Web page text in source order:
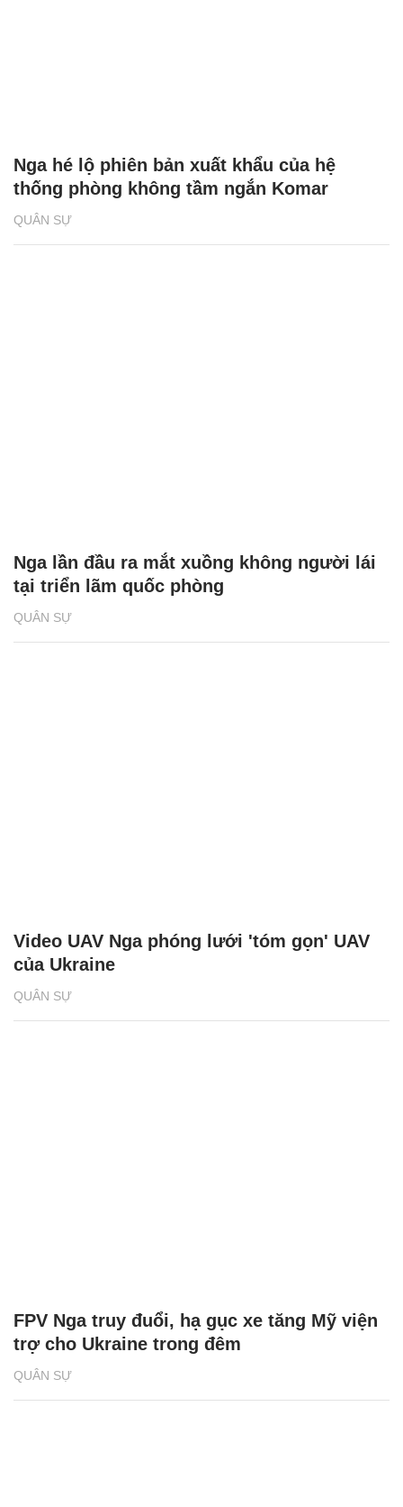
QUÂN SỰ
Nga hé lộ phiên bản xuất khẩu của hệ
thống phòng không tầm ngắn Komar
QUÂN SỰ
Nga lần đầu ra mắt xuồng không người lái
tại triển lãm quốc phòng
QUÂN SỰ
Video UAV Nga phóng lưới 'tóm gọn' UAV
của Ukraine
QUÂN SỰ
FPV Nga truy đuổi, hạ gục xe tăng Mỹ viện
trợ cho Ukraine trong đêm